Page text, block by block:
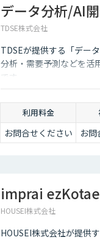
データ分析/AI
TDSE株式会社
TDSEが提供する「デー
分析・需要予測などを活
です。
利用料金
お問合せください お問
imprai ezKotae
HOUSEI株式会社
HOUSEI株式会社が提供